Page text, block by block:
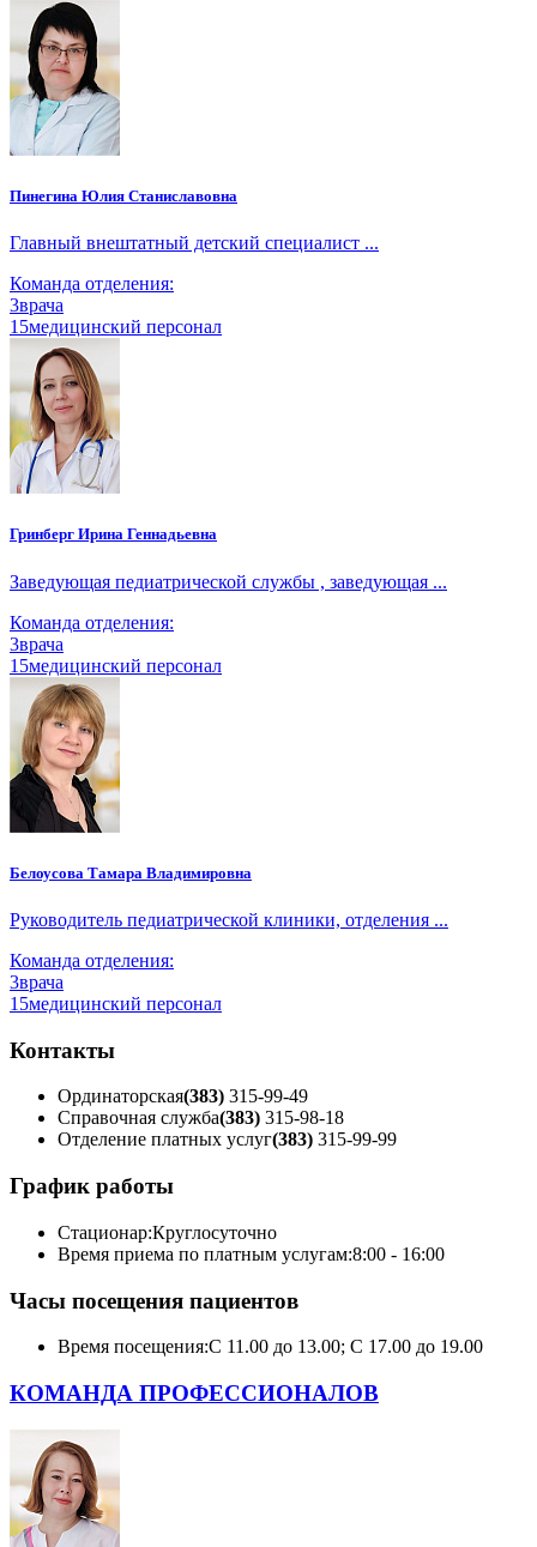
Пинегина Юлия Станиславовна
Главный внештатный детский специалист ...
Команда отделения:
3врача
15медицинский персонал
Гринберг Ирина Геннадьевна
Заведующая педиатрической службы , заведующая ...
Команда отделения:
3врача
15медицинский персонал
Белоусова Тамара Владимировна
Руководитель педиатрической клиники, отделения ...
Команда отделения:
3врача
15медицинский персонал
Контакты
Ординаторская(383) 315-99-49
Справочная служба(383) 315-98-18
Отделение платных услуг(383) 315-99-99
График работы
Стационар:Круглосуточно
Время приема по платным услугам:8:00 - 16:00
Часы посещения пациентов
Время посещения:С 11.00 до 13.00; С 17.00 до 19.00
КОМАНДА ПРОФЕССИОНАЛОВ